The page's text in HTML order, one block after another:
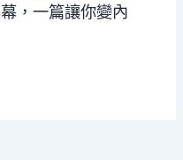
，一篇讓你變內